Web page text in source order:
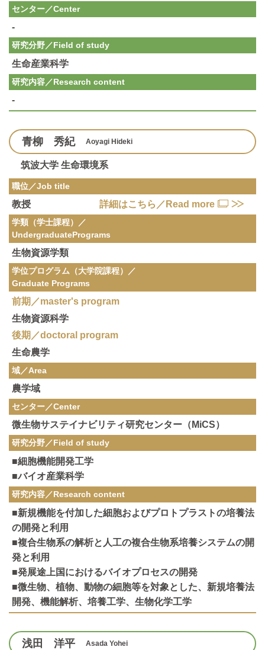
センター／Center
-
研究分野／Field of study
生命産業科学
研究内容／Research content
-
青柳 秀紀 Aoyagi Hideki
筑波大学 生命環境系
職位／Job title
教授 詳細はこちら／Read more
学類（学士課程）／
UndergraduatePrograms
生物資源学類
学位プログラム（大学院課程）／
Graduate Programs
前期／master's program
生物資源科学
後期／doctoral program
生命農学
域／Area
農学域
センター／Center
微生物サステイナビリティ研究センター（MiCS）
研究分野／Field of study
■細胞機能開発工学
■バイオ産業科学
研究内容／Research content
■新規機能を付加した細胞およびプロトプラストの培養法
の開発と利用
■複合生物系の解析と人工の複合生物系培養システムの開
発と利用
■発展途上国におけるバイオプロセスの開発
■微生物、植物、動物の細胞等を対象とした、新規培養法
開発、機能解析、培養工学、生物化学工学
浅田 洋平 Asada Yohei